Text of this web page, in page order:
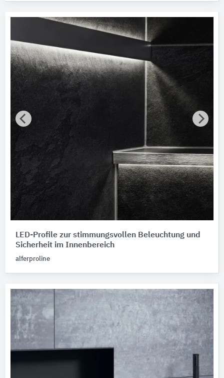
LED-Profile zur stimmungsvollen Beleuchtung und
Sicherheit im Innenbereich
alferproline